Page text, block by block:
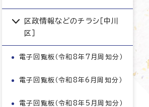
区政情報などのチラシ［中川
区］
電子回覧板（令和8年7月周知分）
電子回覧板（令和8年6月周知分）
電子回覧板（令和8年5月周知分）